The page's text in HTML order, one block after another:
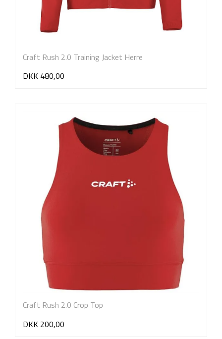
Craft Rush 2.0 Training Jacket Herre
DKK 480,00
Craft Rush 2.0 Crop Top
DKK 200,00